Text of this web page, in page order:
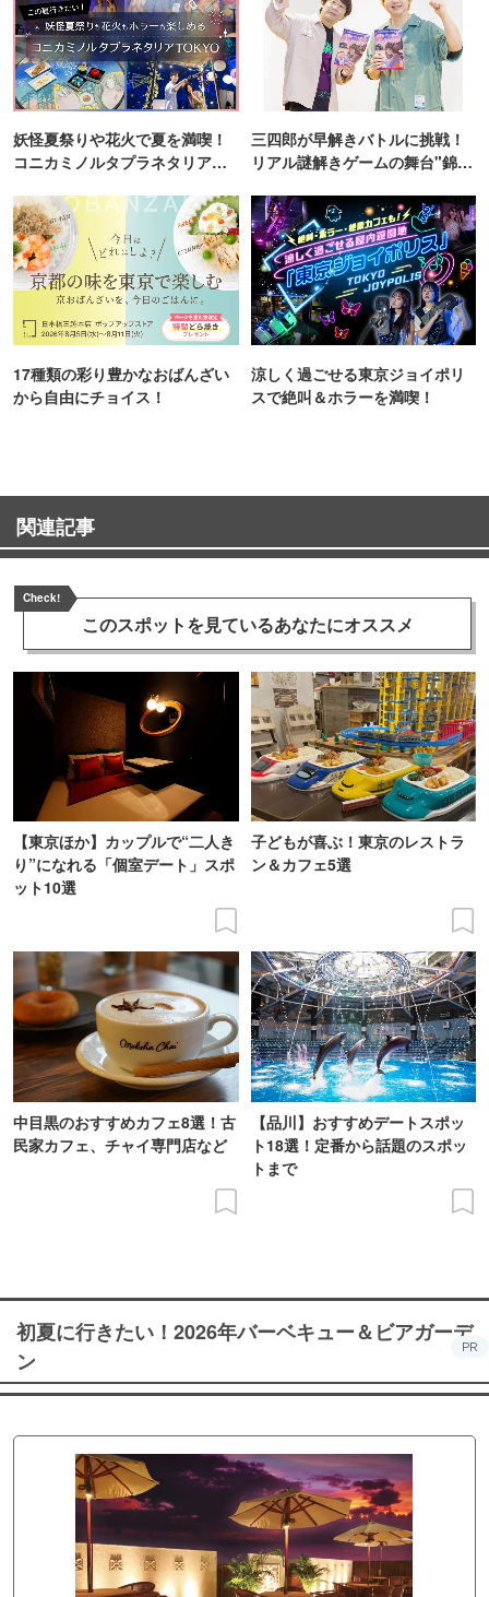
妖怪夏祭りや花火で夏を満喫！
コニカミノルタプラネタリア
三四郎が早解きバトルに挑戦！
リアル謎解きゲームの舞台"錦糸
17種類の彩り豊かなおばんざい
から自由にチョイス！
涼しく過ごせる東京ジョイポリ
スで絶叫＆ホラーを満喫！
関連記事
Check!
このスポットを見ているあなたにオススメ
【東京ほか】カップルで“二人き
り”になれる「個室デート」スポ
ット10選
子どもが喜ぶ！東京のレストラ
ン＆カフェ5選
中目黒のおすすめカフェ8選！古
民家カフェ、チャイ専門店など
【品川】おすすめデートスポッ
ト18選！定番から話題のスポッ
トまで
初夏に行きたい！2026年バーベキュー＆ビアガーデ
ン
PR